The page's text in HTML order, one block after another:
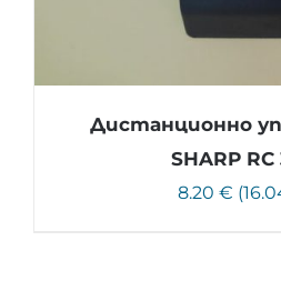
Дистанционно
SHARP RC
8.20 €